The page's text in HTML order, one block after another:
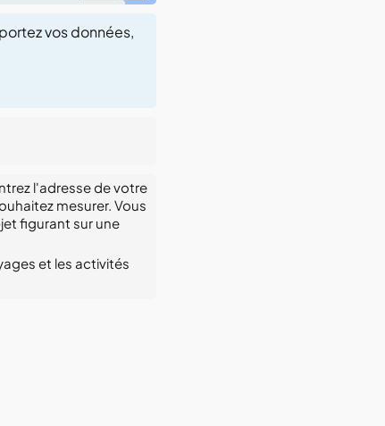
vos données,
l'adresse de votre
mesurer. Vous
figurant sur une
et les activités